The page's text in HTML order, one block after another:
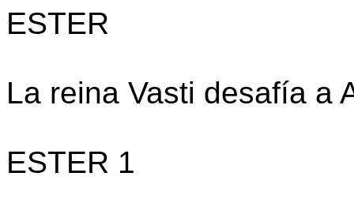
ESTER
La reina Vasti desafía a
ESTER 1